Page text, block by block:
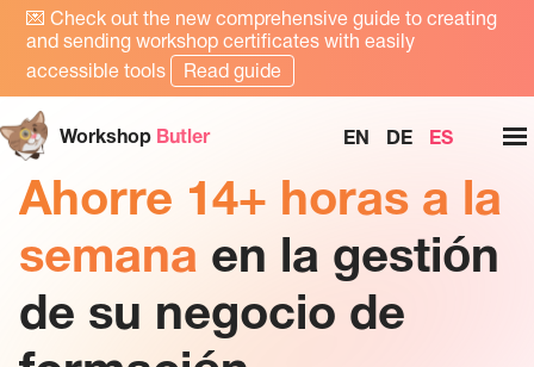
💌Check out the new comprehensive guide to creating
and sending workshop certificates with easily
accessible tools
Read guide
Workshop Butler EN DE ES
Ahorre 14+ horas a la
semana en la gestión
de su negocio de